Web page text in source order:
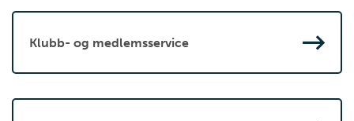
Klubb- og medlemsservice